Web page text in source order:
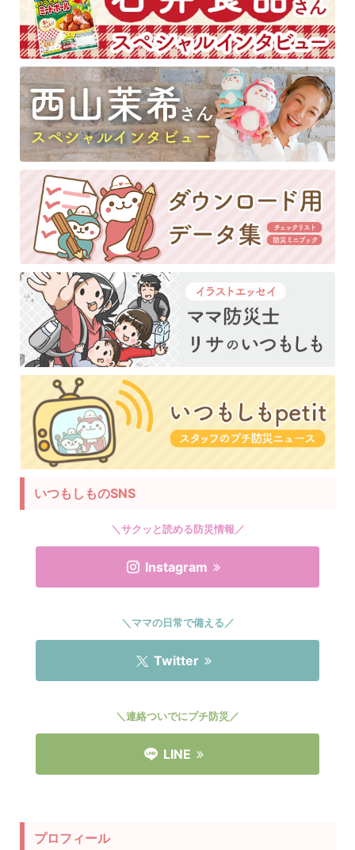
いつもしものSNS
＼サクッと読める防災情報／
Instagram
＼ママの日常で備える／
Twitter
＼連絡ついでにプチ防災／
LINE
プロフィール